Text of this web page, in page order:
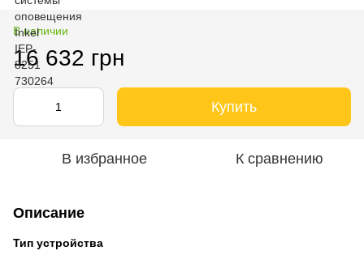
В наличии
16 632 грн
Купить
В избранное К сравнению
Описание
Тип устройства